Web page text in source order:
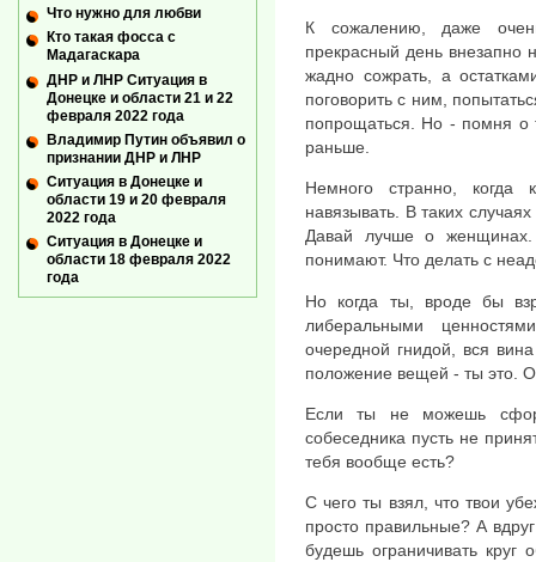
К сожалению, даже
прекрасный день внезапно
жадно сожрать, а
поговорить с ним,
попрощаться. Но - помня о
раньше.
Немного странно, когда
навязывать. В таких
Давай лучше о
понимают. Что делать с
Но когда ты, вроде бы
либеральными
очередной гнидой, вся
положение вещей - ты это.
Если ты не можешь
собеседника пусть не
тебя вообще есть?
С чего ты взял, что твои
просто правильные? А
будешь ограничивать
Что нужно для любви
Кто такая фосса с
Мадагаскара
ДНР и ЛНР Ситуация в
Донецке и области 21 и 22
февраля 2022 года
Владимир Путин объявил о
признании ДНР и ЛНР
Ситуация в Донецке и
области 19 и 20 февраля
2022 года
Ситуация в Донецке и
области 18 февраля 2022
года